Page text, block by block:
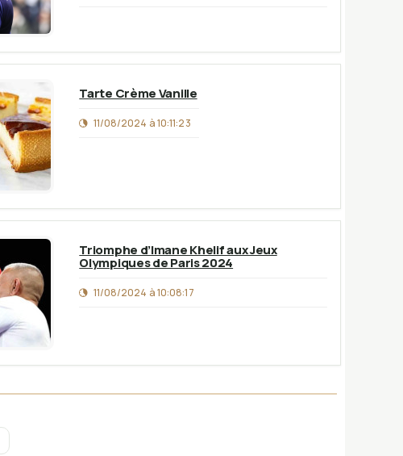
Tarte Crème Vanille
11/08/2024 à 10:11:23
Triomphe d’Imane Khelif aux Jeux
Olympiques de Paris 2024
11/08/2024 à 10:08:17